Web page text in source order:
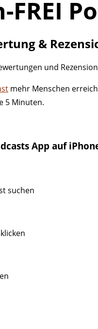
FREI
&
und
mehr Menschen
5 Minuten.
App auf
suchen